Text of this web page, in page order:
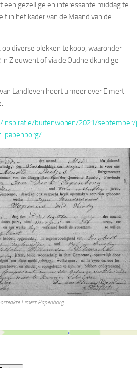
een gezellige en interessante middag te
in het kader van de Maand van de
diverse plekken te koop, waaronder
in Zieuwent of via de Oudheidkundige
Landleven hoort u meer over Eimert
inspiratie/buitenwonen/2021/
papenborg/
Eimert Papenborg